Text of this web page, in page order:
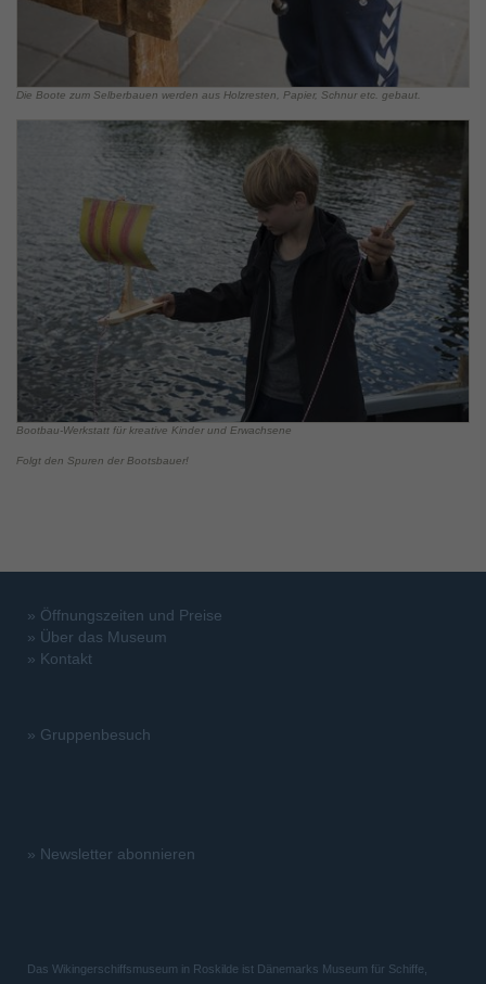
Die Boote zum Selberbauen werden aus Holzresten, Papier, Schnur etc. gebaut.
Bootbau‑Werkstatt für kreative Kinder und Erwachsene
Folgt den Spuren der Bootsbauer!
» Öffnungszeiten und Preise
» Über das Museum
» Kontakt
» Gruppenbesuch
» Newsletter abonnieren
Das Wikingerschiffsmuseum in Roskilde ist Dänemarks Museum für Schiffe,